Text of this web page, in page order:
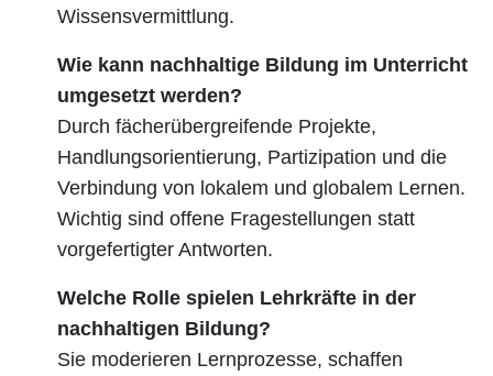
Wissensvermittlung.
Wie kann nachhaltige Bildung im Unterricht
umgesetzt werden?
Durch fächerübergreifende Projekte,
Handlungsorientierung, Partizipation und die
Verbindung von lokalem und globalem Lernen.
Wichtig sind offene Fragestellungen statt
vorgefertigter Antworten.
Welche Rolle spielen Lehrkräfte in der
nachhaltigen Bildung?
Sie moderieren Lernprozesse, schaffen